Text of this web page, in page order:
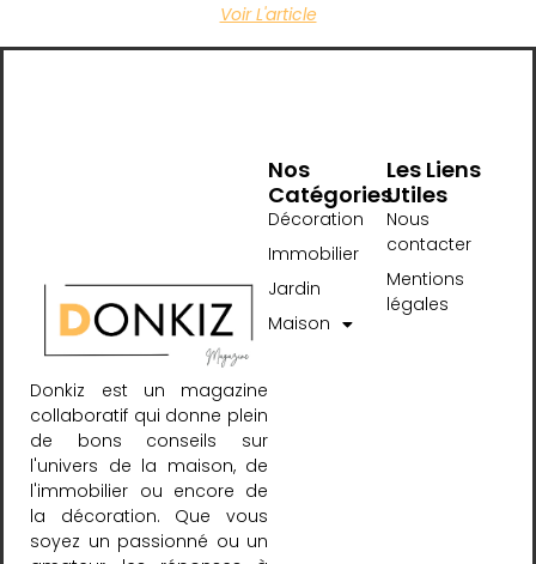
Voir L'article
Donkiz est un magazine
collaboratif qui donne plein
de bons conseils sur
l'univers de la maison, de
l'immobilier ou encore de
la décoration. Que vous
soyez un passionné ou un
Les Liens
Utiles
Nous
contacter
Mentions
légales
Nos
Catégories
Décoration
Immobilier
Jardin
Maison